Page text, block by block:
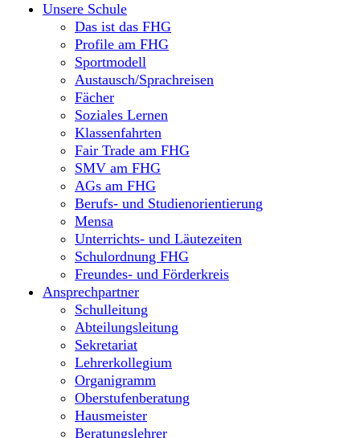
Unsere Schule
Das ist das FHG
Profile am FHG
Sportmodell
Austausch/Sprachreisen
Fächer
Soziales Lernen
Klassenfahrten
Fair Trade am FHG
SMV am FHG
AGs am FHG
Berufs- und Studienorientierung
Mensa
Unterrichts- und Läutezeiten
Schulordnung FHG
Freundes- und Förderkreis
Ansprechpartner
Schulleitung
Abteilungsleitung
Sekretariat
Lehrerkollegium
Organigramm
Oberstufenberatung
Hausmeister
Beratungslehrer